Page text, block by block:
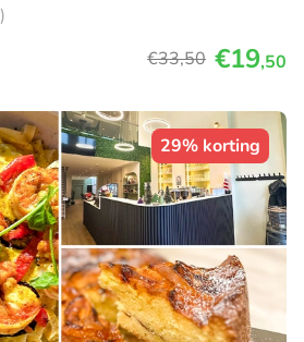
€33,50 €19,50
29% korting